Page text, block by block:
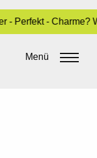
-
Menü
– THE
5